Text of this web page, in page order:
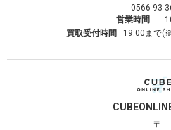
0566-93-
営業時間
買取受付時間
19:00まで
CUBE
〒